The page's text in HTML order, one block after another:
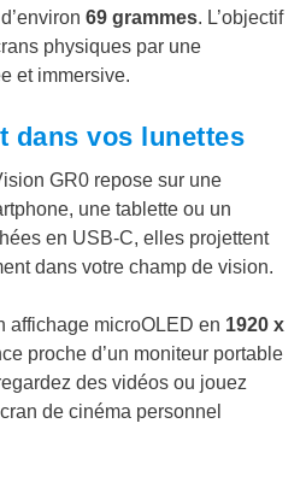
69 grammes. L’objectif
physiques par une
et immersive.
dans vos lunettes
GR0 repose sur une
une tablette ou un
en USB-C, elles projettent
dans votre champ de vision.
affichage microOLED en 1920 x
proche d’un moniteur portable
des vidéos ou jouez
de cinéma personnel